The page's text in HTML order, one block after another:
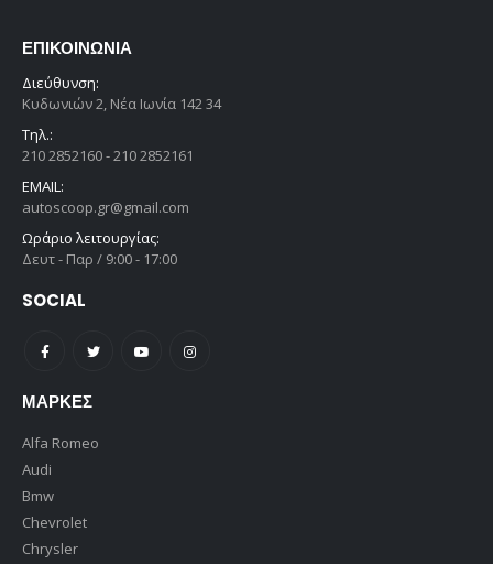
ΕΠΙΚΟΙΝΩΝΊΑ
Διεύθυνση:
Κυδωνιών 2, Νέα Ιωνία 142 34
Τηλ.:
210 2852160 - 210 2852161
EMAIL:
autoscoop.gr@gmail.com
Ωράριο λειτουργίας:
Δευτ - Παρ / 9:00 - 17:00
SOCIAL
ΜΆΡΚΕΣ
Alfa Romeo
Audi
Bmw
Chevrolet
Chrysler